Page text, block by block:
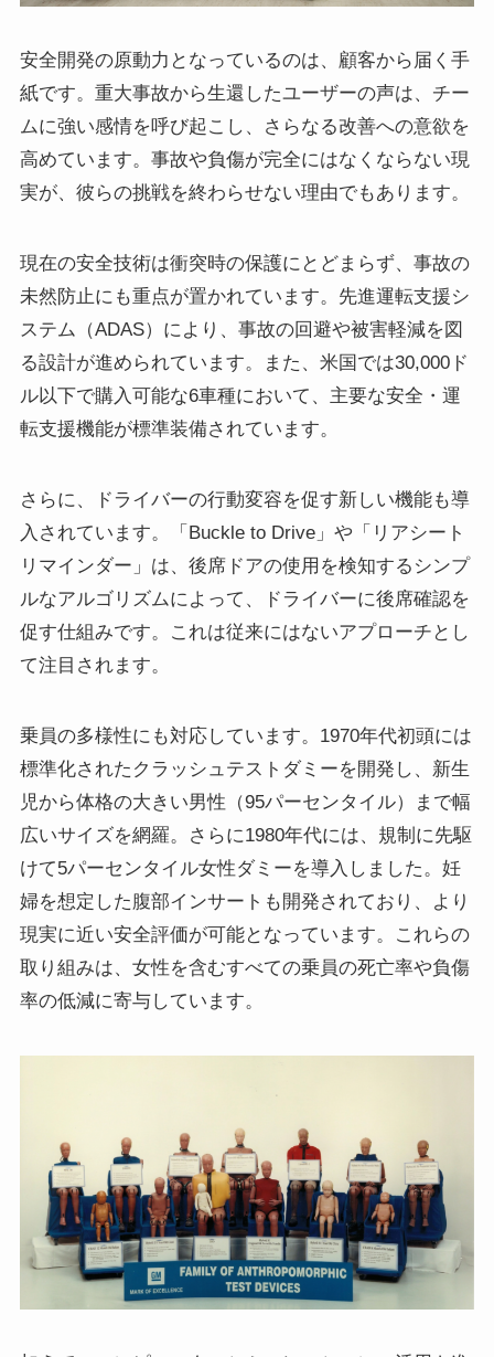
安全開発の原動力となっているのは、顧客から届く手
紙です。重大事故から生還したユーザーの声は、チー
ムに強い感情を呼び起こし、さらなる改善への意欲を
高めています。事故や負傷が完全にはなくならない現
実が、彼らの挑戦を終わらせない理由でもあります。
現在の安全技術は衝突時の保護にとどまらず、事故の
未然防止にも重点が置かれています。先進運転支援シ
ステム（ADAS）により、事故の回避や被害軽減を図
る設計が進められています。また、米国では30,000ド
ル以下で購入可能な6車種において、主要な安全・運
転支援機能が標準装備されています。
さらに、ドライバーの行動変容を促す新しい機能も導
入されています。「Buckle to Drive」や「リアシート
リマインダー」は、後席ドアの使用を検知するシンプ
ルなアルゴリズムによって、ドライバーに後席確認を
促す仕組みです。これは従来にはないアプローチとし
て注目されます。
乗員の多様性にも対応しています。1970年代初頭には
標準化されたクラッシュテストダミーを開発し、新生
児から体格の大きい男性（95パーセンタイル）まで幅
広いサイズを網羅。さらに1980年代には、規制に先駆
けて5パーセンタイル女性ダミーを導入しました。妊
婦を想定した腹部インサートも開発されており、より
現実に近い安全評価が可能となっています。これらの
取り組みは、女性を含むすべての乗員の死亡率や負傷
率の低減に寄与しています。